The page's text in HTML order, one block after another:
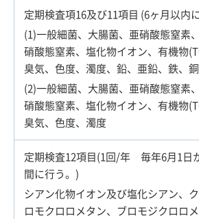
定期検査項16及び11項目 (6ヶ月以内
(1)一般細菌、大腸菌、亜硝酸態窒素
硝酸態窒素、塩化物イオン、有機物
臭気、色度、濁度、鉛、亜鉛、鉄、
(2)一般細菌、大腸菌、亜硝酸態窒素
硝酸態窒素、塩化物イオン、有機物
臭気、色度、濁度
定期検査12項目(1回/年 毎年6月1日
間に行う。)
シアン化物イオン及び塩化シアン、
ロモクロロメタン、ブロモジクロロ